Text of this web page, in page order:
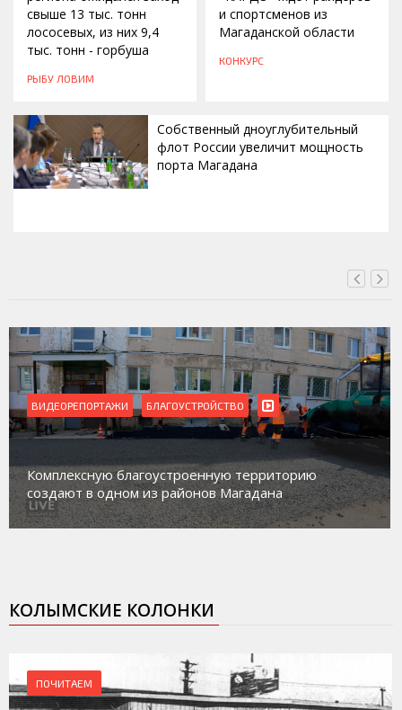
свыше 13 тыс. тонн
лососевых, из них 9,4
тыс. тонн - горбуша
РЫБУ ЛОВИМ
и спортсменов из
Магаданской области
КОНКУРС
Собственный дноуглубительный
флот России увеличит мощность
порта Магадана
ВИДЕОРЕПОРТАЖИ
Магадан присоединился к пилотному проекту по
работе с несовершеннолетними из групп
социального риска «Переправа»
КОЛЫМСКИЕ КОЛОНКИ
ПОЧИТАЕМ